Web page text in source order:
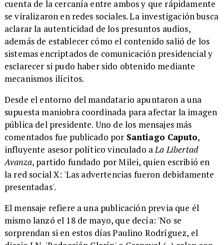
cuenta de la cercanía entre ambos y que rápidamente
se viralizaron en redes sociales. La investigación busca
aclarar la autenticidad de los presuntos audios,
además de establecer cómo el contenido salió de los
sistemas encriptados de comunicación presidencial y
esclarecer si pudo haber sido obtenido mediante
mecanismos ilícitos.
Desde el entorno del mandatario apuntaron a una
supuesta maniobra coordinada para afectar la imagen
pública del presidente. Uno de los mensajes más
comentados fue publicado por Santiago Caputo,
influyente asesor político vinculado aLa Libertad
Avanza, partido fundado por Milei, quien escribió en
la red social X: 'Las advertencias fueron debidamente
presentadas'.
El mensaje refiere a una publicación previa que él
mismo lanzó el 18 de mayo, que decía: 'No se
sorprendan si en estos días Paulino Rodríguez, el